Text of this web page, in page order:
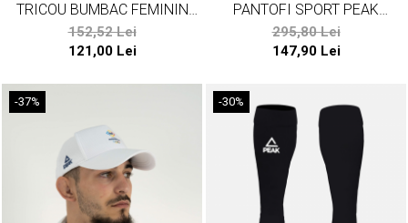
TRICOU BUMBAC FEMININ
TEAMROMANIA PARIS24
152,52 Lei
121,00 Lei
PANTOFI SPORT PEAK
RUNNER VERDE
295,80 Lei
147,90 Lei
-37% -30%